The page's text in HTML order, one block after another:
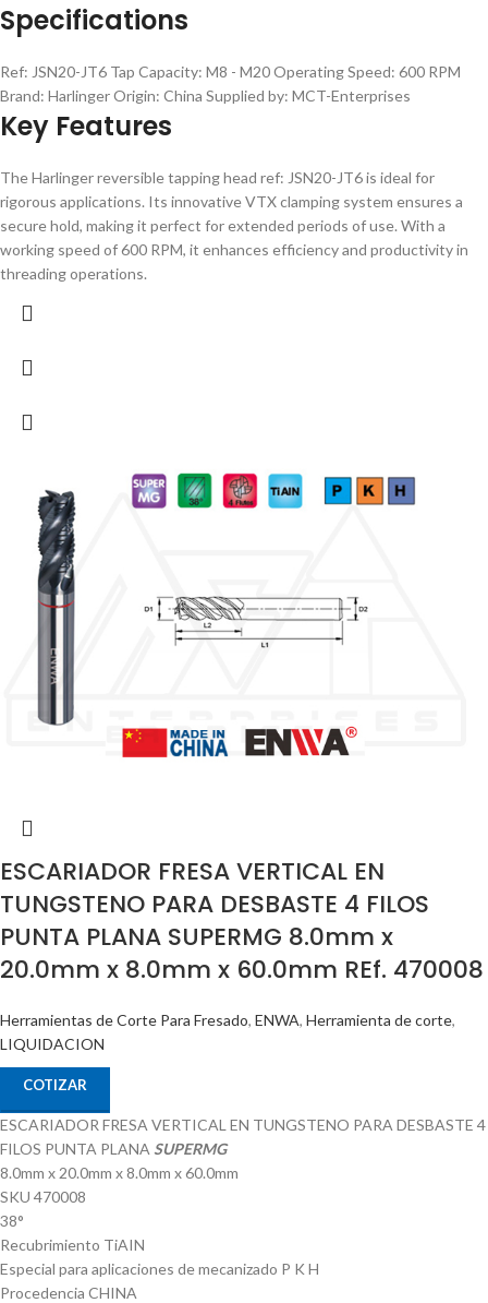
Specifications
Ref: JSN20-JT6 Tap Capacity: M8 - M20 Operating Speed: 600 RPM
Brand: Harlinger Origin: China Supplied by: MCT-Enterprises
Key Features
The Harlinger reversible tapping head ref: JSN20-JT6 is ideal for
rigorous applications. Its innovative VTX clamping system ensures a
secure hold, making it perfect for extended periods of use. With a
working speed of 600 RPM, it enhances efficiency and productivity in
threading operations.
ESCARIADOR FRESA VERTICAL EN
TUNGSTENO PARA DESBASTE 4 FILOS
PUNTA PLANA SUPERMG 8.0mm x
20.0mm x 8.0mm x 60.0mm REf. 470008
Herramientas de Corte Para Fresado, ENWA, Herramienta de corte,
LIQUIDACION
COTIZAR
ESCARIADOR FRESA VERTICAL EN TUNGSTENO PARA DESBASTE 4
FILOS PUNTA PLANA SUPERMG
8.0mm x 20.0mm x 8.0mm x 60.0mm
SKU 470008
38°
Recubrimiento TiAIN
Especial para aplicaciones de mecanizado P K H
Procedencia CHINA